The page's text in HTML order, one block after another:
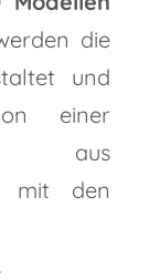
die
und
einer
aus
mit den